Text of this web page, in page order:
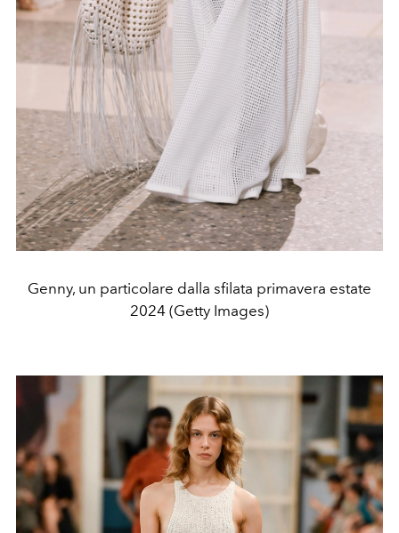
Genny, un particolare dalla sfilata primavera estate
2024 (Getty Images)